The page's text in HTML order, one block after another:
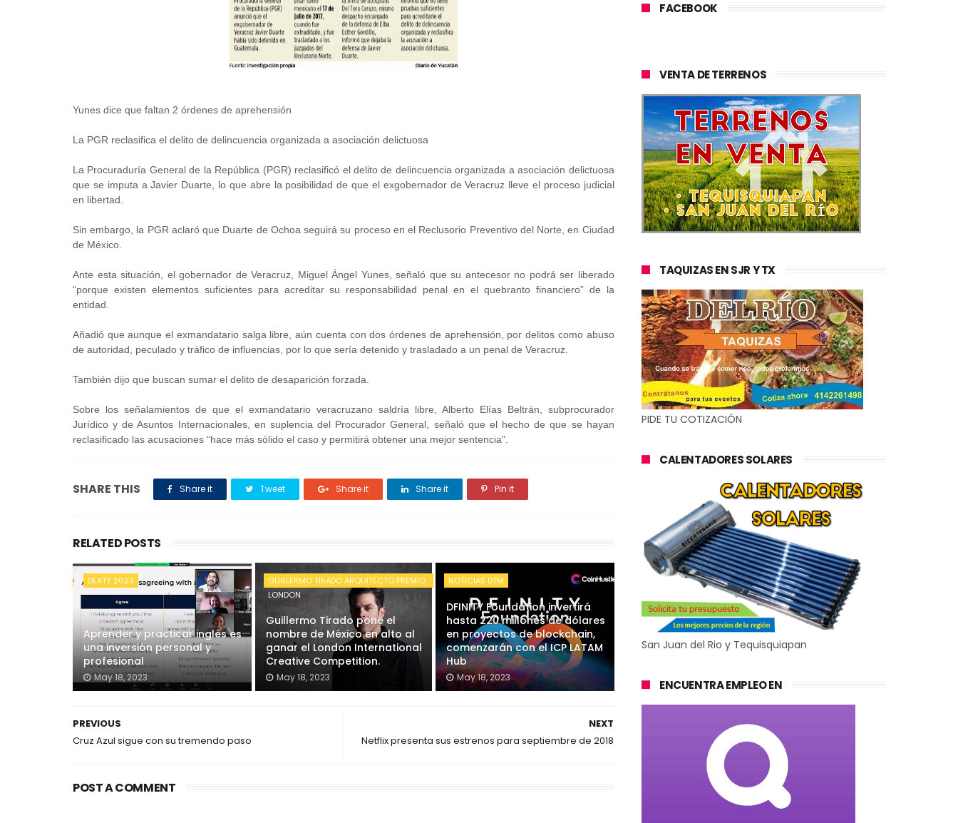
Yunes dice que faltan 2 órdenes de aprehensión
La PGR reclasifica el delito de delincuencia organizada a asociación delictuosa
La Procuraduría General de la República (PGR) reclasificó el delito de delincuencia organizada a asociación delictuosa
que se imputa a Javier Duarte, lo que abre la posibilidad de que el exgobernador de Veracruz lleve el proceso judicial
en libertad.
Sin embargo, la PGR aclaró que Duarte de Ochoa seguirá su proceso en el Reclusorio Preventivo del Norte, en Ciudad
de México.
Ante esta situación, el gobernador de Veracruz, Miguel Ángel Yunes, señaló que su antecesor no podrá ser liberado
“porque existen elementos suficientes para acreditar su responsabilidad penal en el quebranto financiero” de la
entidad.
Añadió que aunque el exmandatario salga libre, aún cuenta con dos órdenes de aprehensión, por delitos como abuso
de autoridad, peculado y tráfico de influencias, por lo que sería detenido y trasladado a un penal de Veracruz.
También dijo que buscan sumar el delito de desaparición forzada.
Sobre los señalamientos de que el exmandatario veracruzano saldría libre, Alberto Elías Beltrán, subprocurador
Jurídico y de Asuntos Internacionales, en suplencia del Procurador General, señaló que el hecho de que se hayan
reclasificado las acusaciones “hace más sólido el caso y permitirá obtener una mejor sentencia”.
SHARE THIS Share it Tweet Share it Share it Pin it
RELATED POSTS
DEXTY 2023
Aprender y practicar inglés es
una inversión personal y
profesional
May 18, 2023
GUILLERMO TIRADO ARQUITECTO PREMIO
LONDON
Guillermo Tirado pone el
nombre de México en alto al
ganar el London International
Creative Competition.
May 18, 2023
NOTICIAS DTM
DFINITY Foundation invertirá
hasta 220 millones de dólares
en proyectos de blockchain,
comenzarán con el ICP LATAM
Hub
May 18, 2023
NEXT
Netflix presenta sus estrenos para septiembre de 2018
PREVIOUS
Cruz Azul sigue con su tremendo paso
POST A COMMENT
FACEBOOK
VENTA DE TERRENOS
TAQUIZAS EN SJR Y TX
PIDE TU COTIZACIÓN
CALENTADORES SOLARES
San Juan del Rio y Tequisquiapan
ENCUENTRA EMPLEO EN